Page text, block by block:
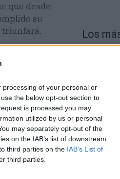
of your personal or
the below opt-out section to
is processed you may
utilized by us or personal
may separately opt-out of the
on the IAB’s list of downstream
third parties on the IAB’s List of
third parties.
que desde
su
triunfará.
a
Los